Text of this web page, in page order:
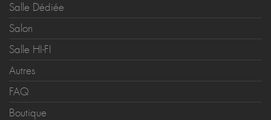
Salle Dédiée
Salon
Salle HI-FI
Autres
FAQ
Boutique